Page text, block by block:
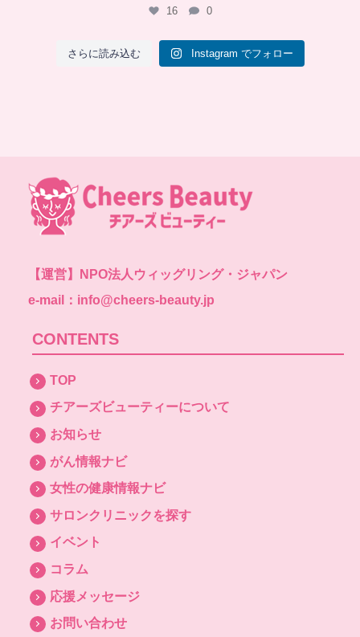
16 0
さらに読み込む Instagram でフォロー
【運営】
NPO法人ウィッグリング・ジャパン
e-mail：info@cheers-beauty.jp
CONTENTS
TOP
チアーズビューティーについて
お知らせ
がん情報ナビ
女性の健康情報ナビ
サロンクリニックを探す
イベント
コラム
応援メッセージ
お問い合わせ